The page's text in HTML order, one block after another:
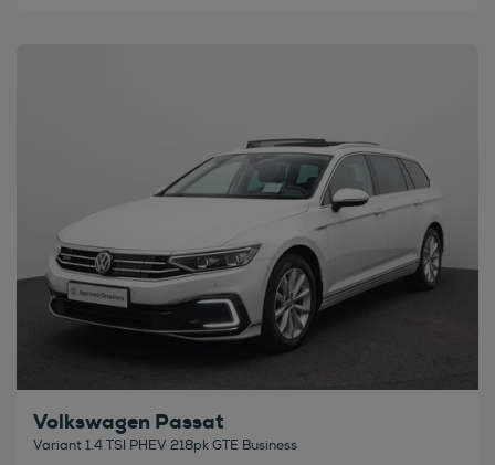
Volkswagen Passat
Variant 1.4 TSI PHEV 218pk GTE Business